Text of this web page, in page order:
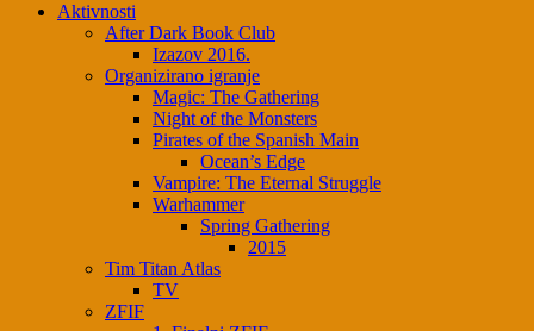
Aktivnosti
After Dark Book Club
Izazov 2016.
Organizirano igranje
Magic: The Gathering
Night of the Monsters
Pirates of the Spanish Main
Ocean’s Edge
Vampire: The Eternal Struggle
Warhammer
Spring Gathering
2015
Tim Titan Atlas
TV
ZFIF